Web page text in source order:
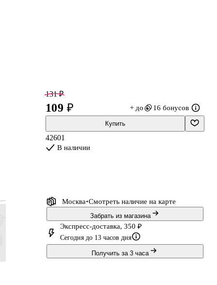
131 ₽
109 ₽ + до 16 бонусов
Купить
42601
В наличии
Москва Смотреть наличие на карте
Забрать из магазина
Экспресс-доставка, 350 ₽
Сегодня до 13 часов дня
Получить за 3 часа